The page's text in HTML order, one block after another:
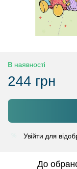
В наявності
244 грн
Увійти для
До